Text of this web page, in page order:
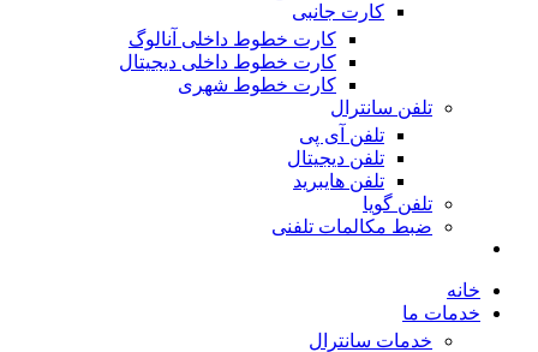
کارت جانبی
کارت خطوط داخلی آنالوگ
کارت خطوط داخلی دیجیتال
کارت خطوط شهری
تلفن سانترال
تلفن آی پی
تلفن دیجیتال
تلفن هایبرید
تلفن گویا
ضبط مکالمات تلفنی
خانه
خدمات ما
خدمات سانترال